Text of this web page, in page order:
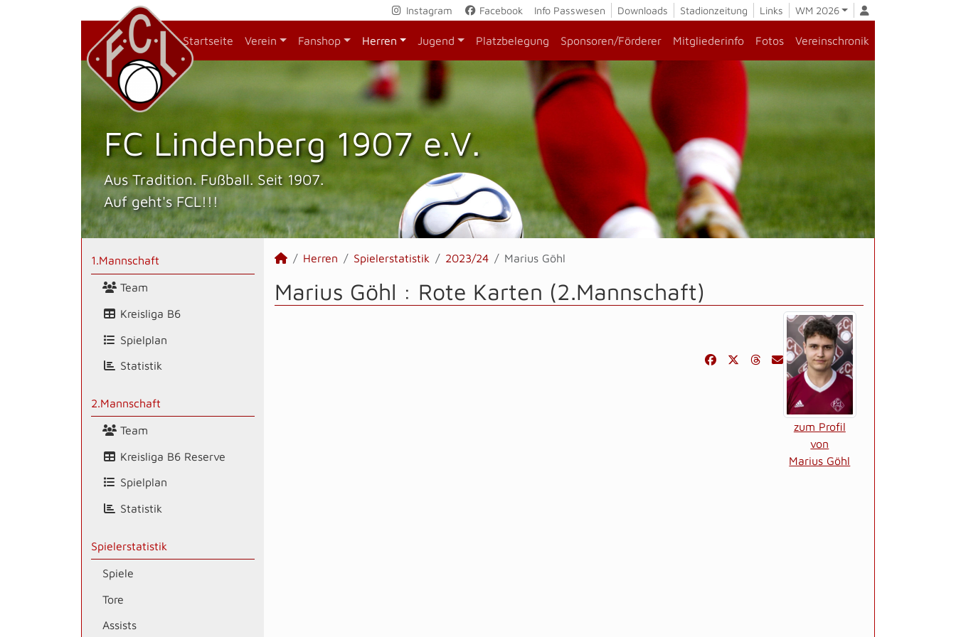
Instagram Facebook Info Passwesen Downloads Stadionzeitung Links WM 2026
Startseite Verein Fanshop Herren Jugend Platzbelegung Sponsoren/Förderer Mitgliederinfo Fotos Vereinschronik
FC Lindenberg 1907 e.V.
Aus Tradition. Fußball. Seit 1907.
Auf geht's FCL!!!
1.Mannschaft
Team
Kreisliga B6
Spielplan
Statistik
2.Mannschaft
Team
Kreisliga B6 Reserve
Spielplan
Statistik
Spielerstatistik
Spiele
Tore
Assists
Herren Spielerstatistik 2023/24 Marius Göhl
Marius Göhl : Rote Karten (2.Mannschaft)
zum Profil
von
Marius Göhl